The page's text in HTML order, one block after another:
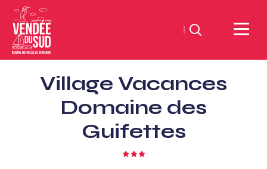
Sud
Vendée
ToerismeVVV-
Zoeken
Village Vacances
Domaine des
Guifettes
3